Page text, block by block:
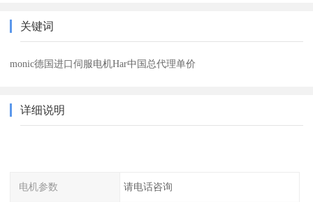
关键词
monic德国进口伺服电机Har中国总代理单价
详细说明
电机参数 请电话咨询